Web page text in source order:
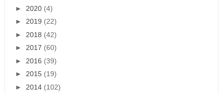
► 2020 (4)
► 2019 (22)
► 2018 (42)
► 2017 (60)
► 2016 (39)
► 2015 (19)
► 2014 (102)